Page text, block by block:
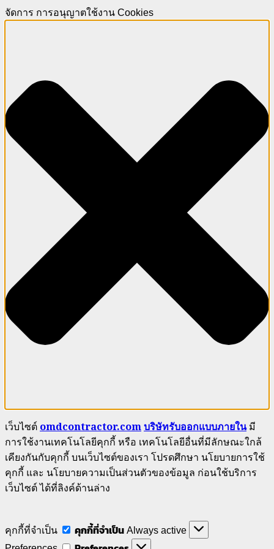
จัดการ การอนุญาตใช้งาน Cookies
เว็บไซต์ omdcontractor.comบริษัทรับออกแบบภายในมี
การใช้งานเทคโนโลยีคุกกี้ หรือ เทคโนโลยีอื่นที่มีลักษณะใกล้
เคียงกันกับคุกกี้ บนเว็บไซต์ของเรา โปรดศึกษา นโยบายการใช้
คุกกี้ และ นโยบายความเป็นส่วนตัวของข้อมูล ก่อนใช้บริการ
เว็บไซต์ ได้ที่ลิงค์ด้านล่าง
คุกกี้ที่จำเป็น คุกกี้ที่จำเป็น Always active